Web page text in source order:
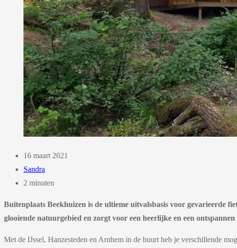
16 maart 2021
Sandra
2 minuten
Buitenplaats Beekhuizen is de ultieme uitvalsbasis voor gevarieerde
glooiende natuurgebied en zorgt voor een heerlijke en een
Met de IJssel, Hanzesteden en Arnhem in de buurt heb je verschillende